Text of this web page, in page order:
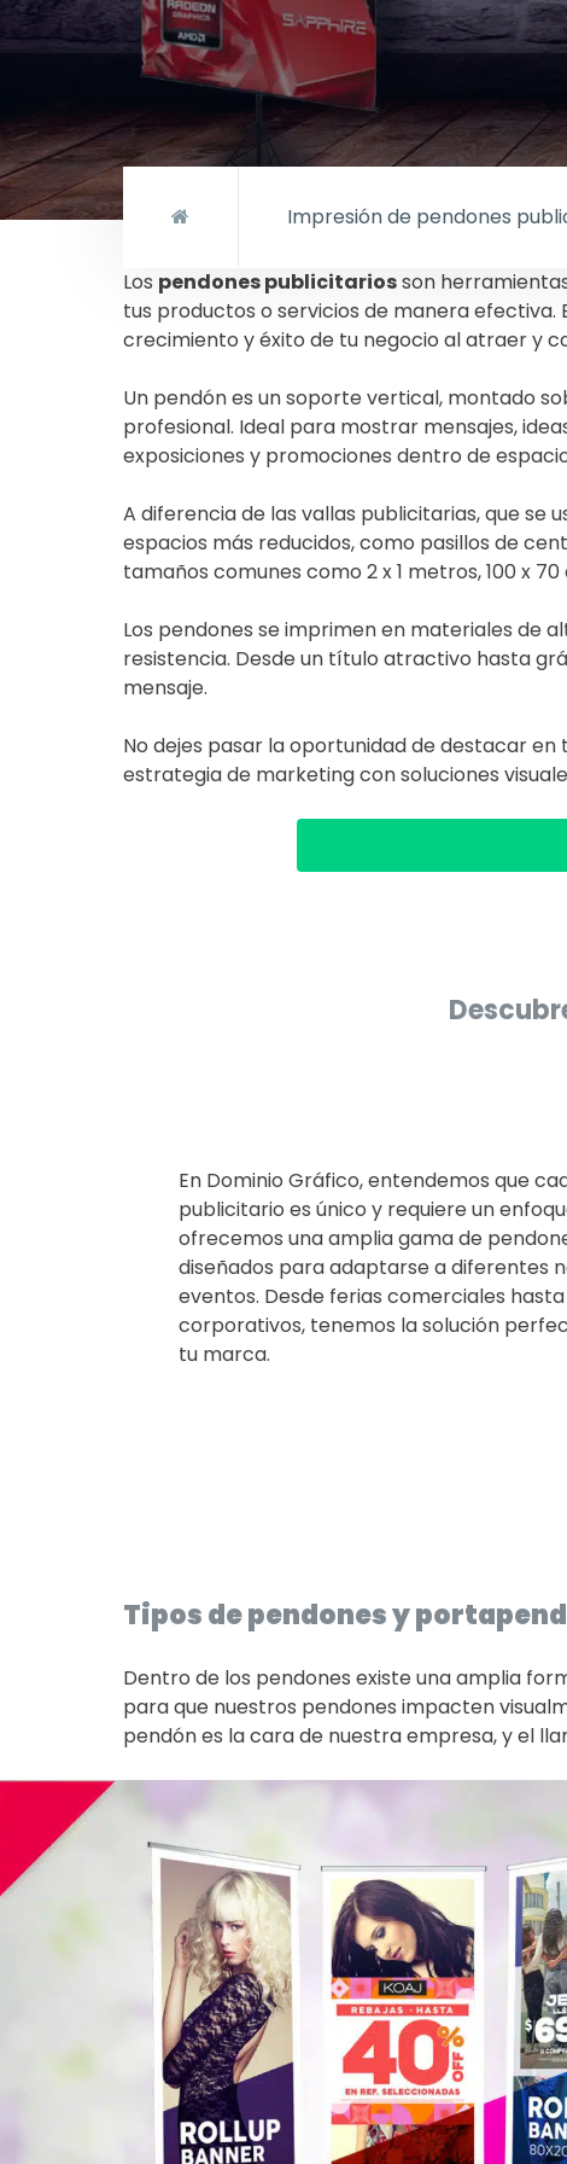
Impresión de pendones
Los pendones publicitariosson
tus productos o servicios de manera
crecimiento y éxito de tu negocio al atraer y
Un pendón es un soporte vertical, montado
profesional. Ideal para mostrar mensajes,
exposiciones y promociones dentro de
A diferencia de las vallas publicitarias, que
espacios más reducidos, como pasillos de
tamaños comunes como 2 x 1 metros, 100 x
Los pendones se imprimen en materiales de
resistencia. Desde un título atractivo hasta
mensaje.
No dejes pasar la oportunidad de destacar
estrategia de marketing con soluciones
En Dominio Gráfico, entendemos que
publicitario es único y requiere un
ofrecemos una amplia gama de
diseñados para adaptarse a diferentes
eventos. Desde ferias comerciales
corporativos, tenemos la solución
tu marca.
Tipos de pendones y
Dentro de los pendones existe una amplia
para que nuestros pendones impacten
pendón es la cara de nuestra empresa, y el